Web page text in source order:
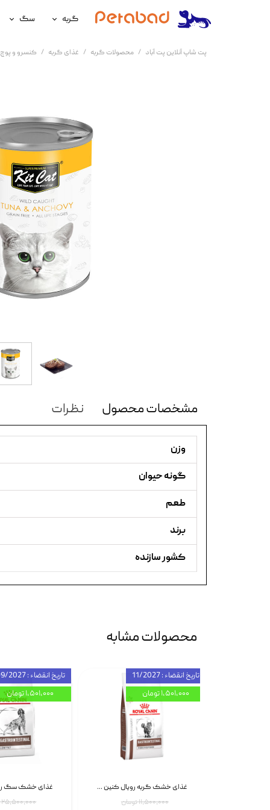
گربه
غذای گربه
آرایشی و بهداشتی گربه
سگ
آرایشی و
پت شاپ آنلاین پت آباد محصولات گربه غذای گربه کنسرو و
مشخصات محصول نظرات
وزن
گونه حیوان
طعم
برند
کشور سازنده
محصولات مشابه
۲۵,۵۰۰,۰۰۰ تومان
تاریخ انقضاء : 09/2027
۱,۵۰۱,۰۰۰ تومان
غذای خشک گربه رویال کنین Gastrointestinal Fibre Response وزن 2 کیلوگرم | پت استوک
۱۱,۵۰۰,۰۰۰ تومان
تاریخ انقضاء : 11/2027
۱,۵۰۱,۰۰۰ تومان